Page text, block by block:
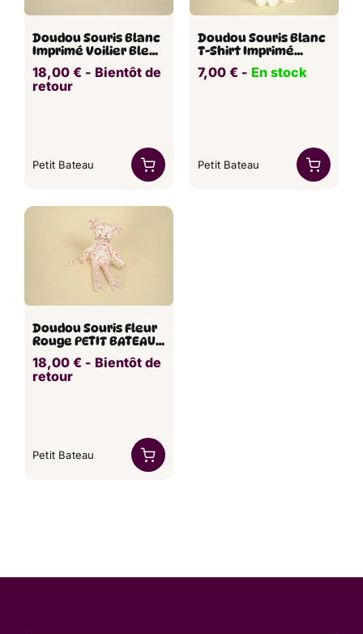
Doudou Souris Blanc
Imprimé Voilier Bleu
PETIT BATEAU 26 cm
18,00 € ​ - Bientôt de
retour
Petit Bateau
Doudou Souris Blanc
T-Shirt Imprimé
Rouge PETIT BATEAU
21 cm
7,00 € ​​ - En stock
Petit Bateau
Doudou Souris Fleur
Rouge PETIT BATEAU
18,00 € ​ - Bientôt de
retour
Petit Bateau